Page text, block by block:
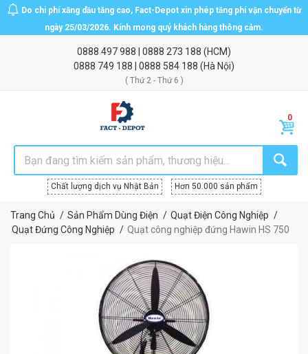
Do chi phí xăng dầu tăng cao, Fact-Depot xin phép tăng phí vận chuyển từ
ngày 25/03/2026. Kính mong quý khách hàng thông cảm.
0888 497 988 0888 273 188 (HCM)
0888 749 188
0888 584 188 (Hà Nội)
( Thứ 2 - Thứ 6 )
Chất lượng dịch vụ Nhật Bản Hơn 50.000 sản phẩm
Trang Chủ Sản Phẩm Dùng Điện
Quạt Điện Công Nghiệp
Quạt Đứng Công Nghiệp
Quạt công nghiệp đứng Hawin HS 750